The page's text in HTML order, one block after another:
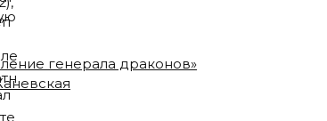
генерала драконов»